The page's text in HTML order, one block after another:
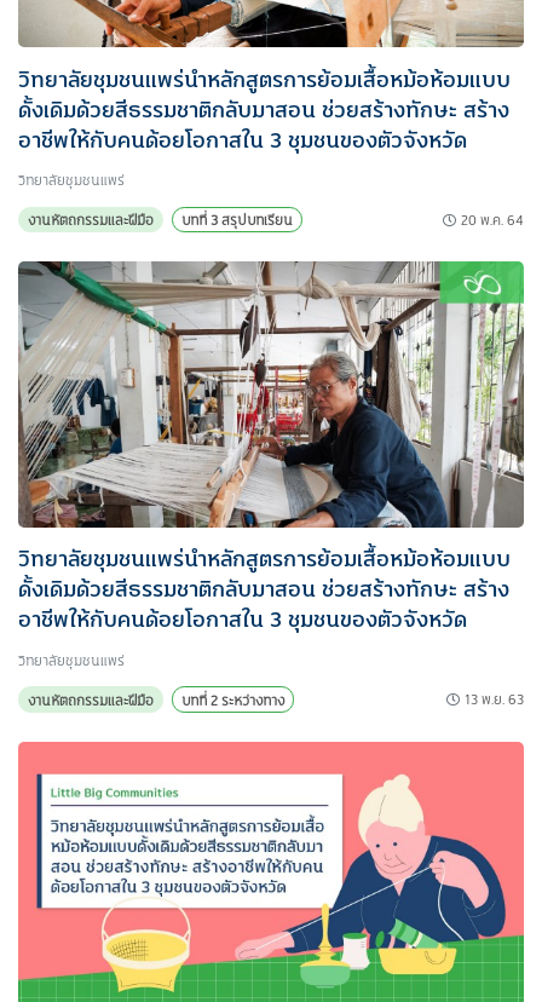
วิทยาลัยชุมชนแพร่นำหลักสูตรการย้อมเสื้อหม้อห้อมแบบ
ดั้งเดิมด้วยสีธรรมชาติกลับมาสอน ช่วยสร้างทักษะ สร้าง
อาชีพให้กับคนด้อยโอกาสใน 3 ชุมชนของตัวจังหวัด
วิทยาลัยชุมชนแพร่
งานหัตถกรรมและฝีมือ
บทที่ 3 สรุปบทเรียน 20 พ.ค. 64
วิทยาลัยชุมชนแพร่นำหลักสูตรการย้อมเสื้อหม้อห้อมแบบ
ดั้งเดิมด้วยสีธรรมชาติกลับมาสอน ช่วยสร้างทักษะ สร้าง
อาชีพให้กับคนด้อยโอกาสใน 3 ชุมชนของตัวจังหวัด
วิทยาลัยชุมชนแพร่
งานหัตถกรรมและฝีมือ
บทที่ 2 ระหว่างทาง 13 พ.ย. 63